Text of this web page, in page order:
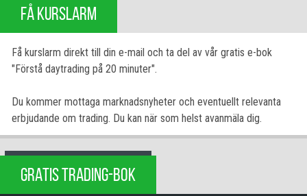
FÅ KURSLARM
Få kurslarm direkt till din e-mail och ta del av vår gratis e-bok
"Förstå daytrading på 20 minuter".
Du kommer mottaga marknadsnyheter och eventuellt relevanta
erbjudande om trading. Du kan när som helst avanmäla dig.
GRATIS TRADING-BOK